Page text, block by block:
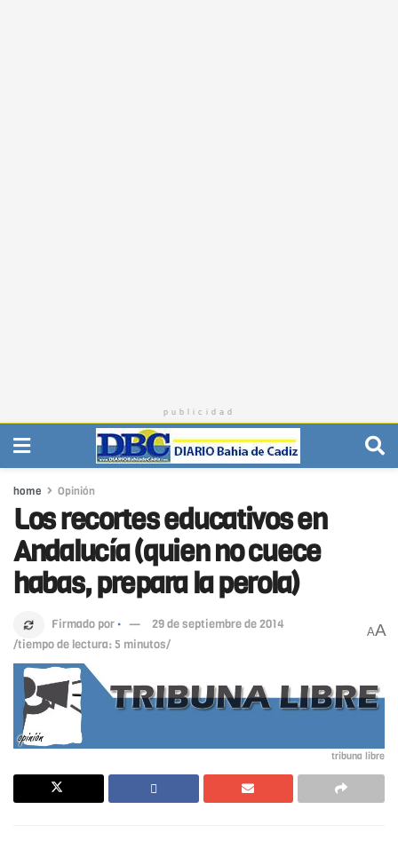
publicidad
home Opinión
Los recortes educativos en
Andalucía (quien no cuece
habas, prepara la perola)
Firmado por ·
29 de septiembre de 2014
/tiempo de lectura: 5 minutos/
AA
tribuna libre